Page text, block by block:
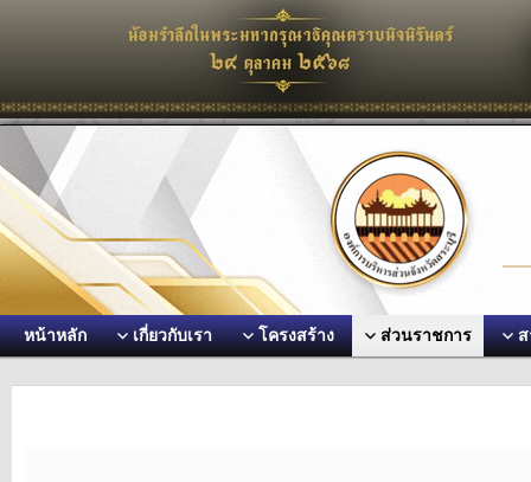
หน้าหลัก เกี่ยวกับเรา โครงสร้าง ส่วนราชการ ส